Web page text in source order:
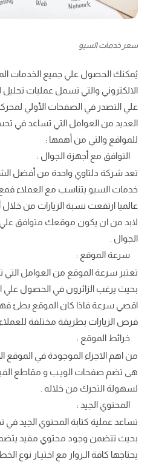
سعر خدمات السيو
يُمكنك الحصول علي جميع الخدمات
الالكتروني والتي تسمل عمليات
علي التصدر في الصفحات الأولي
العديد من العوامل التي تساعد في
للمواقع والتي من أهمها :
التوافق مع أجهزة الجوال :
تعد شركة دلتاوي واحدة من أفضل
خدمات السيو يتناسب مع العملاء فمع
عالميا ارتفعت نسبة الزيارات من
لابد من ان يكون موقعك متوافق
الجوال .
سرعة الموقع :
تعتبر سرعة الموقع من العوامل التي
بحيث يرغب الزائرون في الحصول علي
اقصي سرعة فاذا كان الموقع بطئ
فرص الزيارات بطريقة مختلفة للعملاء .
خرائط الموقع :
من اهم الاجزاء الموجودة في الموقع
هى تضم صفحات الويـب و مقاطع
لسهولة التحرك من خلاله .
المحتوي الجيد :
تساعد عملية كتابة المحتوي الجيد
بحيث تتضمن وجود محتوي مفيد
يحتاجها كافة الـزوار مع اختيـار نوع